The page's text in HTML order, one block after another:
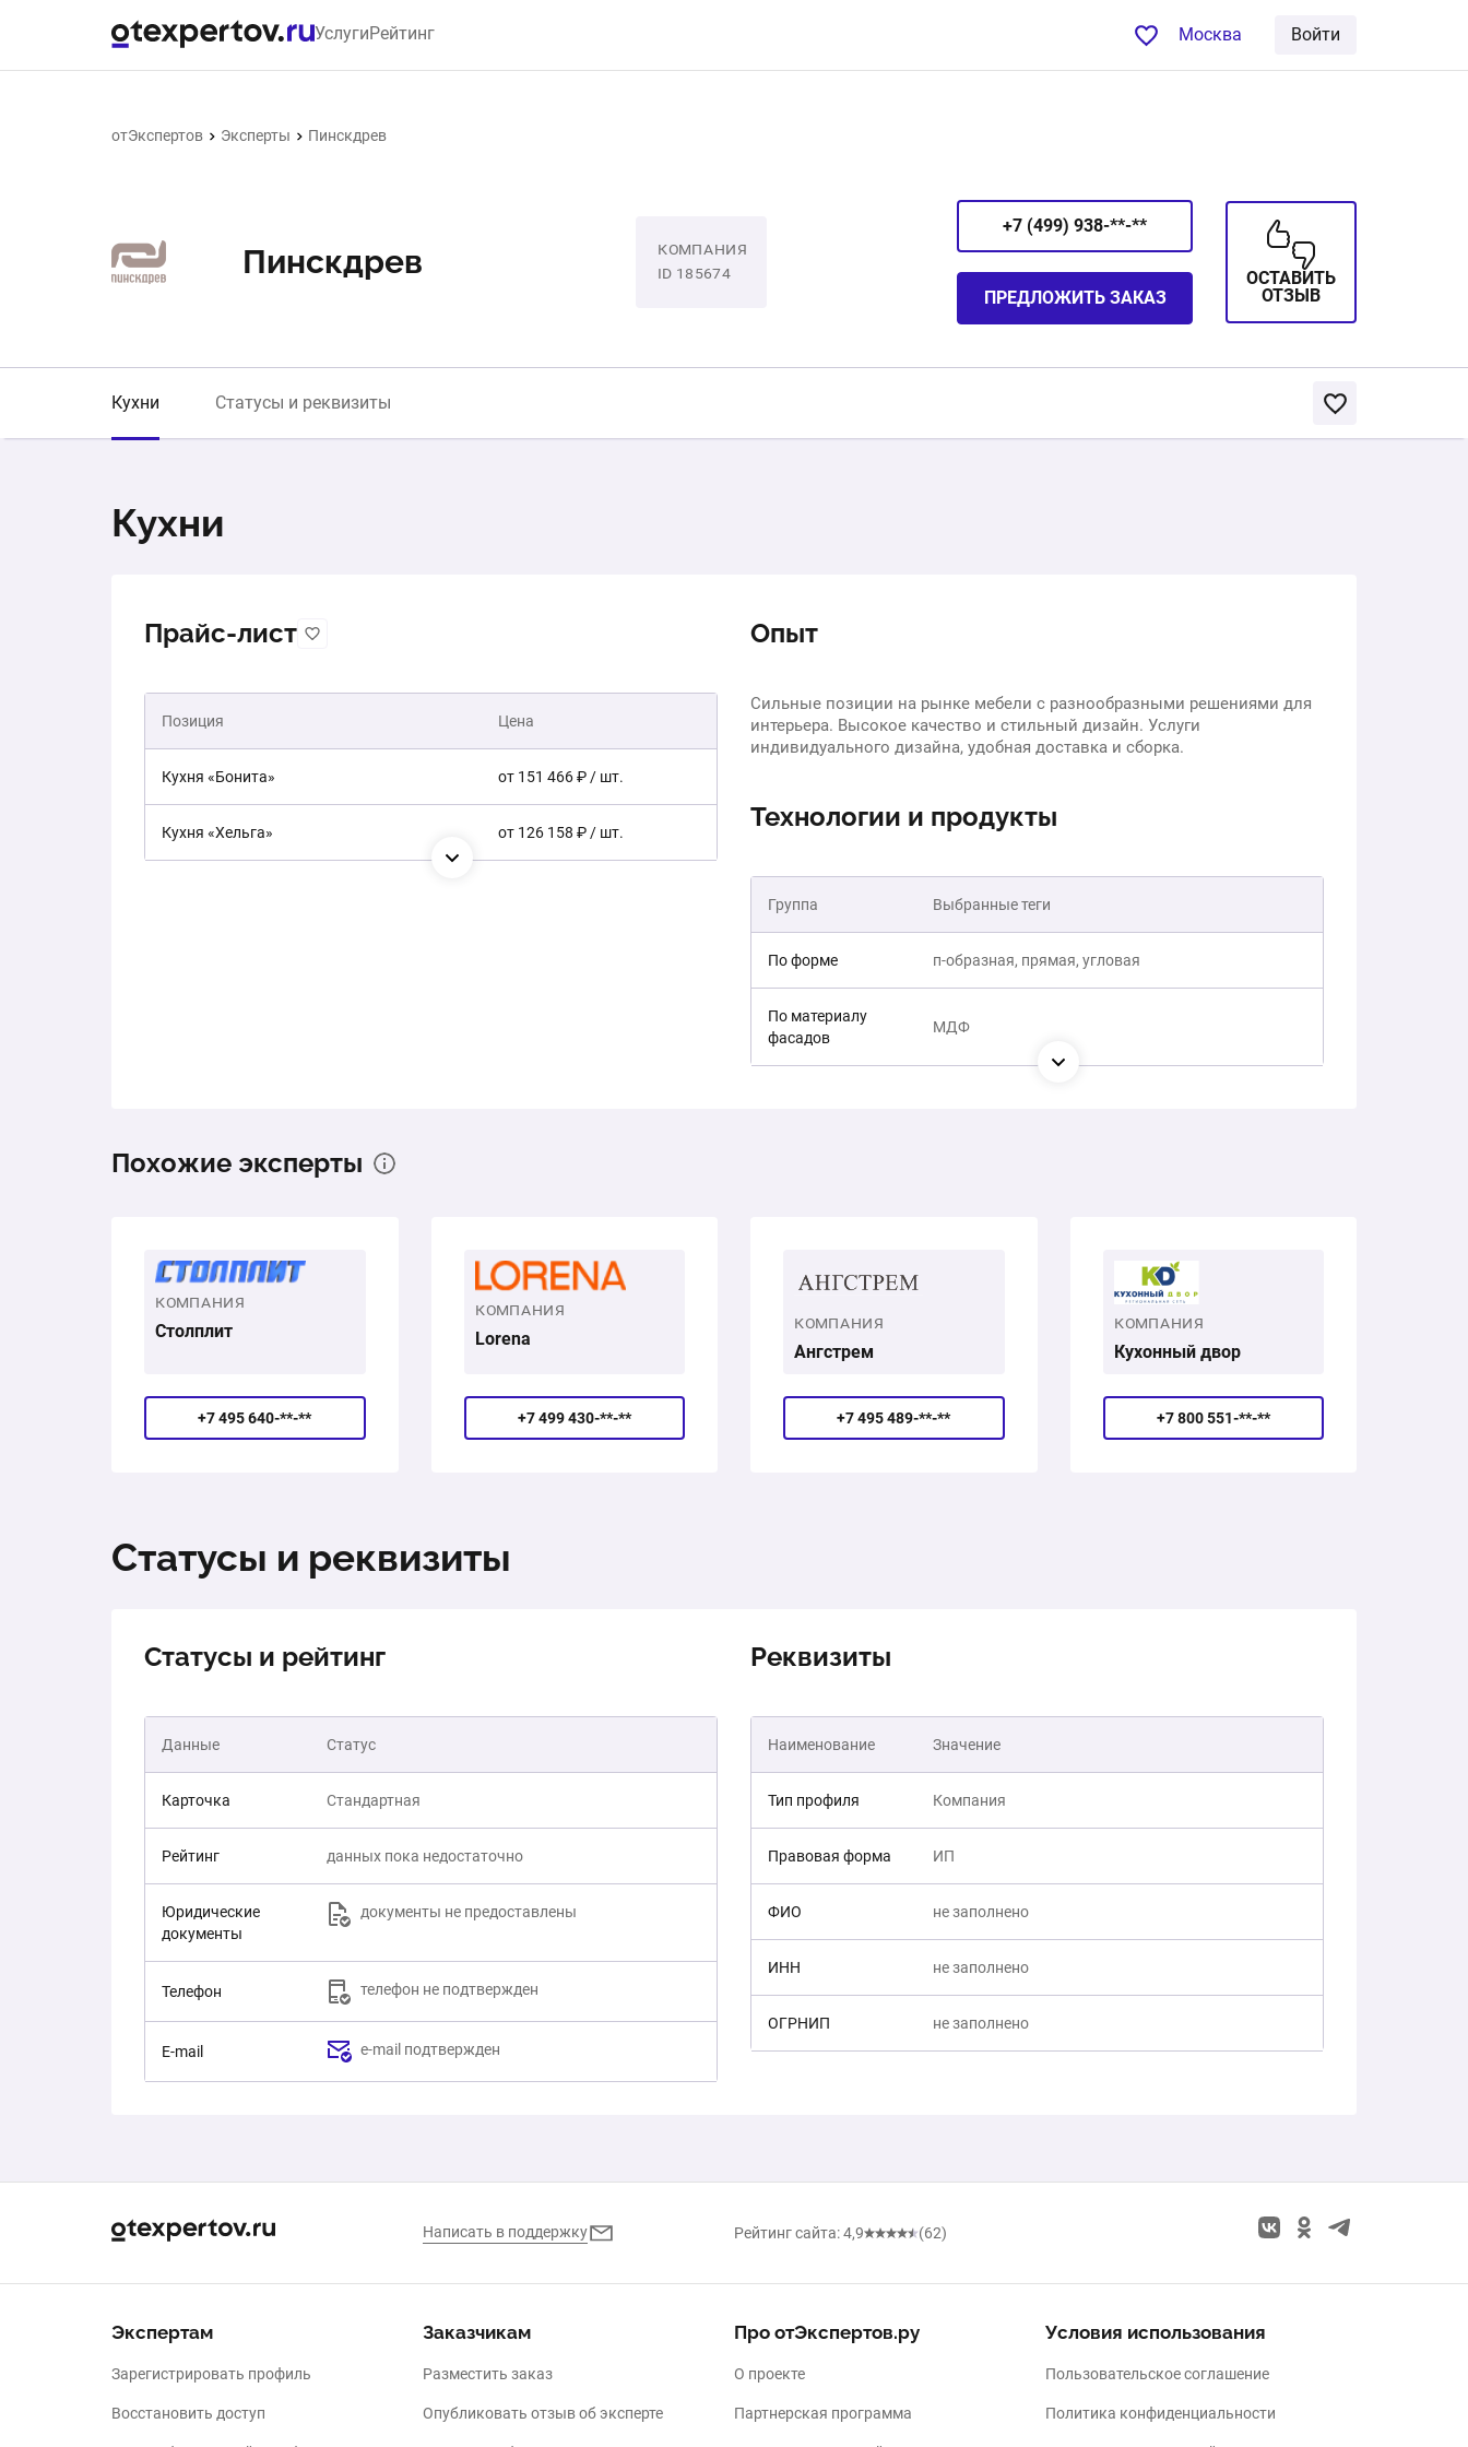
УслугиРейтинг Москва Войти
отЭкспертов Эксперты Пинскдрев
Пинскдрев
КОМПАНИЯ
ID 185674
+7 (499) 938-**-**
ПРЕДЛОЖИТЬ ЗАКАЗ
ОСТАВИТЬ
ОТЗЫВ
Кухни Статусы и реквизиты
Кухни
Прайс-лист
Позиция Цена
Кухня «Бонита» от 151 466 ₽ / шт.
Кухня «Хельга» от 126 158 ₽ / шт.
Опыт
Сильные позиции на рынке мебели с разнообразными решениями для
интерьера. Высокое качество и стильный дизайн. Услуги
индивидуального дизайна, удобная доставка и сборка.
Технологии и продукты
Группа Выбранные теги
По форме п-образная, прямая, угловая
По материалу
фасадов
МДФ
Похожие эксперты
КОМПАНИЯ
Столплит
+7 495 640-**-**
КОМПАНИЯ
Lorena
+7 499 430-**-**
КОМПАНИЯ
Ангстрем
+7 495 489-**-**
КОМПАНИЯ
Кухонный двор
+7 800 551-**-**
Статусы и реквизиты
Статусы и рейтинг
Данные Статус
Карточка Стандартная
Рейтинг данных пока недостаточно
Юридические
документы
документы не предоставлены
Телефон телефон не подтвержден
E-mail e-mail подтвержден
Реквизиты
Наименование Значение
Тип профиля Компания
Правовая форма ИП
ФИО не заполнено
ИНН не заполнено
ОГРНИП не заполнено
Написать в поддержку Рейтинг сайта: 4,9 (62)
Экспертам
Зарегистрировать профиль
Восстановить доступ
Заказчикам
Разместить заказ
Опубликовать отзыв об эксперте
Про отЭкспертов.ру
О проекте
Партнерская программа
Условия использования
Пользовательское соглашение
Политика конфиденциальности